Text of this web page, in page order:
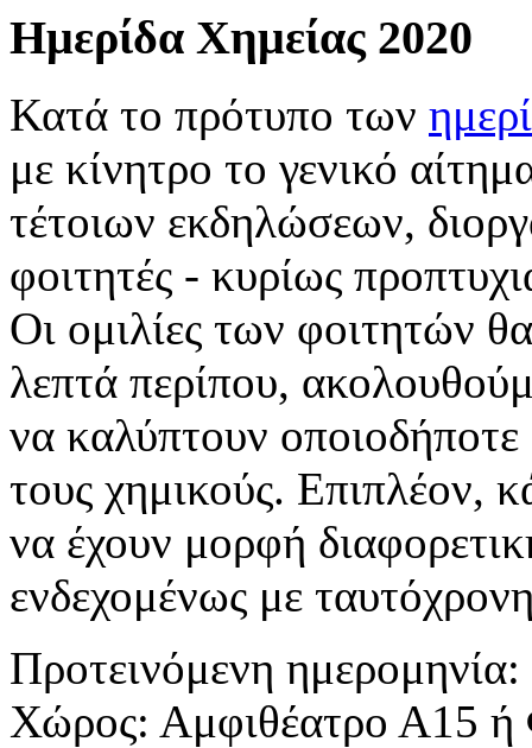
Ημερίδα Χημείας 2020
Κατά το πρότυπο των
με κίνητρο το γενικό
τέτοιων εκδηλώσεων,
φοιτητές - κυρίως
Οι ομιλίες των φοιτητών
λεπτά περίπου,
να καλύπτουν
τους χημικούς. Επιπλέον,
να έχουν μορφή
ενδεχομένως με
Προτεινόμενη
Χώρος: Αμφιθέατρο Α15